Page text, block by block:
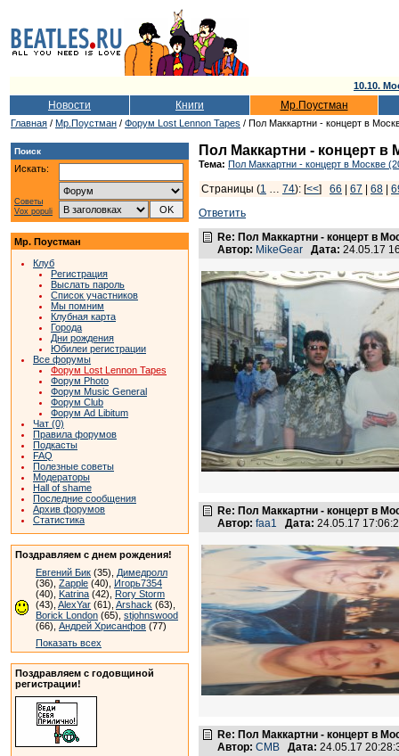
10.10.
Новости Книги Мр.Поустман
Главная / Мр.Поустман / Форум Lost Lennon Tapes / Пол Маккартни - концерт в
Поиск
Искать:
Советы
Vox populi
Мр. Поустман
Клуб
Регистрация
Выслать пароль
Список участников
Мы помним
Клубная карта
Города
Дни рождения
Юбилеи регистрации
Все форумы
Форум Lost Lennon Tapes
Форум Photo
Форум Music General
Форум Club
Форум Ad Libitum
Чат (0)
Правила форумов
Подкасты
FAQ
Полезные советы
Модераторы
Hall of shame
Последние сообщения
Архив форумов
Статистика
Поздравляем с днем рождения!
Евгений Бик (35), Димедролл
(36), Zapple (40), Игорь7354
(40), Katrina (42), Rory Storm
(43), AlexYar (61), Arshack (63),
Borick London (65), stjohnswood
(66), Андрей Хрисанфов (77)
Показать всех
Поздравляем с годовщиной
регистрации!
Пол Маккартни - концерт в
Тема: Пол Маккартни - концерт в Москве
Страницы (1 … 74): [<<] 66 67 68
Ответить
Re: Пол Маккартни - концерт в
Автор: MikeGear Дата: 24.05.17
Re: Пол Маккартни - концерт в
Автор: faa1 Дата: 24.05.17
Re: Пол Маккартни - концерт в
Автор: CMB Дата: 24.05.17